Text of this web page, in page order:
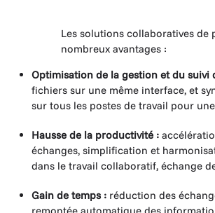
Les solutions collaboratives de
nombreux avantages :
Optimisation de la gestion et du suivi
fichiers sur une même interface, et
sur tous les postes de travail pour
Hausse de la productivité :
échanges, simplification et
dans le travail collaboratif, échange
Gain de temps : réduction des